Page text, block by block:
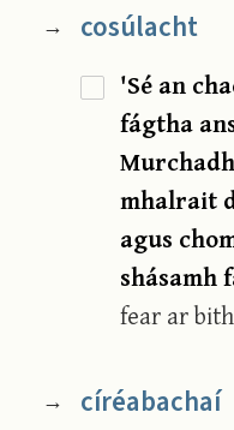
→ cosúlacht
'Sé an
fágtha
mhalrait
agus
shásamh
fear ar
→ círéabachaí